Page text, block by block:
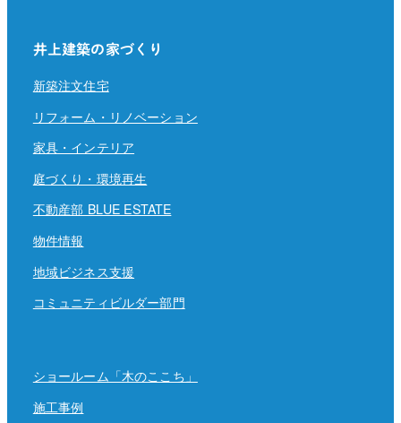
井上建築の家づくり
新築注文住宅
リフォーム・リノベーション
家具・インテリア
庭づくり・環境再生
不動産部 BLUE ESTATE
物件情報
地域ビジネス支援
コミュニティビルダー部門
ショールーム「木のここち」
施工事例